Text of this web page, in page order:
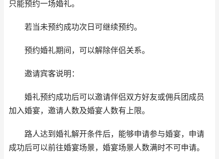
只能预约一场婚礼。
若当未预约成功次日可继续预约。
预约婚礼期间，可以解除伴侣关系。
邀请宾客说明：
婚礼预约成功后可以邀请伴侣双方好友或佣兵团成员
加入婚宴，邀请人数及婚宴人数有上限。
路人达到婚礼解开条件后，能够申请参与婚宴，申请
成功后可以前往婚宴场景，婚宴场景人数满时不可申请。